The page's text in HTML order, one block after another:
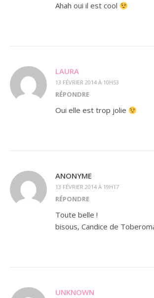
Ahah oui il est cool
LAURA
13 FÉVRIER 2014 À 10H53
RÉPONDRE
Oui elle est trop jolie
ANONYME
13 FÉVRIER 2014 À 19H17
RÉPONDRE
Toute belle !
bisous, Candice de
UNKNOWN